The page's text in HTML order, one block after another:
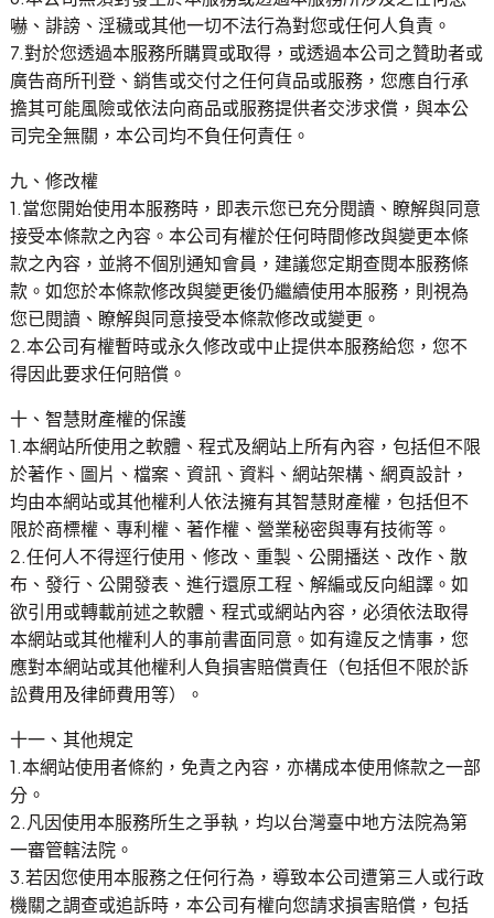
嚇、誹謗、淫穢或其他一切不法行為對您或任何人負責。
7.對於您透過本服務所購買或取得，或透過本公司之贊助者或
廣告商所刊登、銷售或交付之任何貨品或服務，您應自行承
擔其可能風險或依法向商品或服務提供者交涉求償，與本公
司完全無關，本公司均不負任何責任。
九、修改權
1.當您開始使用本服務時，即表示您已充分閱讀、瞭解與同意
接受本條款之內容。本公司有權於任何時間修改與變更本條
款之內容，並將不個別通知會員，建議您定期查閱本服務條
款。如您於本條款修改與變更後仍繼續使用本服務，則視為
您已閱讀、瞭解與同意接受本條款修改或變更。
2.本公司有權暫時或永久修改或中止提供本服務給您，您不
得因此要求任何賠償。
十、智慧財產權的保護
1.本網站所使用之軟體、程式及網站上所有內容，包括但不限
於著作、圖片、檔案、資訊、資料、網站架構、網頁設計，
均由本網站或其他權利人依法擁有其智慧財產權，包括但不
限於商標權、專利權、著作權、營業秘密與專有技術等。
2.任何人不得逕行使用、修改、重製、公開播送、改作、散
布、發行、公開發表、進行還原工程、解編或反向組譯。如
欲引用或轉載前述之軟體、程式或網站內容，必須依法取得
本網站或其他權利人的事前書面同意。如有違反之情事，您
應對本網站或其他權利人負損害賠償責任（包括但不限於訴
訟費用及律師費用等）。
十一、其他規定
1.本網站使用者條約，免責之內容，亦構成本使用條款之一部
分。
2.凡因使用本服務所生之爭執，均以台灣臺中地方法院為第
一審管轄法院。
3.若因您使用本服務之任何行為，導致本公司遭第三人或行政
機關之調查或追訴時，本公司有權向您請求損害賠償，包括